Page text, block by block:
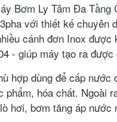
Bơm Ly Tâm Đa Tầng
với thiết kế chuyên
cánh đơn Inox
- giúp máy tạo ra
hợp dùng để cấp
phẩm, hóa chất. Ngoài
hơi, bơm tăng áp nước